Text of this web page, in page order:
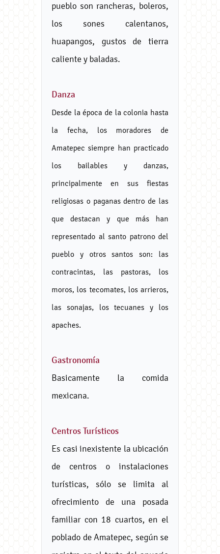
pueblo son rancheras, boleros,
los sones calentanos,
huapangos, gustos de tierra
caliente y baladas.
Danza
Desde la época de la colonia hasta
la fecha, los moradores de
Amatepec siempre han practicado
los bailables y danzas,
principalmente en sus fiestas
religiosas o paganas dentro de las
que destacan y que más han
representado al santo patrono del
pueblo y otros santos son: las
contracintas, las pastoras, los
moros, los tecomates, los arrieros,
las sonajas, los tecuanes y los
apaches.
Gastronomía
Basicamente la comida
mexicana.
Centros Turísticos
Es casi inexistente la ubicación
de centros o instalaciones
turísticas, sólo se limita al
ofrecimiento de una posada
familiar con 18 cuartos, en el
poblado de Amatepec, según se